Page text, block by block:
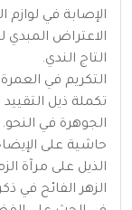
الإصابة في لوازم
الاعتراض المبدي
التاج الندي.
التكريم في
تكملة ذيل
الجوهرة في النحو.
حاشية على
الذيل على مرآة
الزهر الفائح في